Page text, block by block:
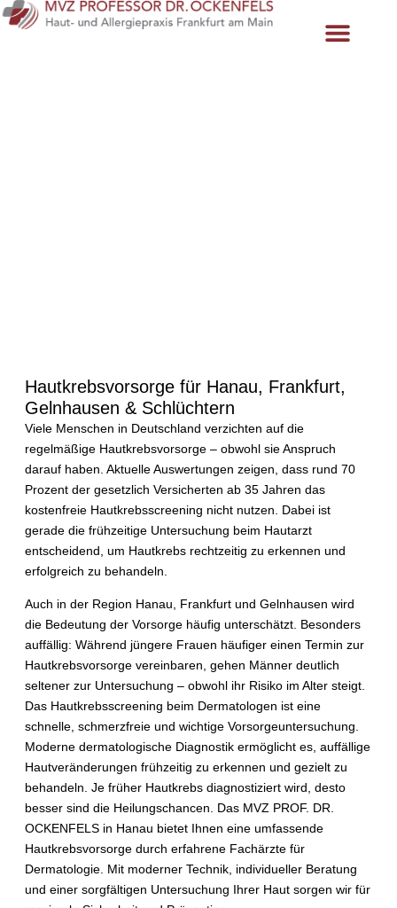
springen
Hautkrebsvorsorge für Hanau, Frankfurt,
Gelnhausen & Schlüchtern
Viele Menschen in Deutschland verzichten auf die
regelmäßige Hautkrebsvorsorge – obwohl sie Anspruch
darauf haben. Aktuelle Auswertungen zeigen, dass rund 70
Prozent der gesetzlich Versicherten ab 35 Jahren das
kostenfreie Hautkrebsscreening nicht nutzen. Dabei ist
gerade die frühzeitige Untersuchung beim Hautarzt
entscheidend, um Hautkrebs rechtzeitig zu erkennen und
erfolgreich zu behandeln.
Auch in der Region Hanau, Frankfurt und Gelnhausen wird
die Bedeutung der Vorsorge häufig unterschätzt. Besonders
auffällig: Während jüngere Frauen häufiger einen Termin zur
Hautkrebsvorsorge vereinbaren, gehen Männer deutlich
seltener zur Untersuchung – obwohl ihr Risiko im Alter steigt.
Das Hautkrebsscreening beim Dermatologen ist eine
schnelle, schmerzfreie und wichtige Vorsorgeuntersuchung.
Moderne dermatologische Diagnostik ermöglicht es, auffällige
Hautveränderungen frühzeitig zu erkennen und gezielt zu
behandeln. Je früher Hautkrebs diagnostiziert wird, desto
besser sind die Heilungschancen. Das MVZ PROF. DR.
OCKENFELS in Hanau bietet Ihnen eine umfassende
Hautkrebsvorsorge durch erfahrene Fachärzte für
Dermatologie. Mit moderner Technik, individueller Beratung
und einer sorgfältigen Untersuchung Ihrer Haut sorgen wir für